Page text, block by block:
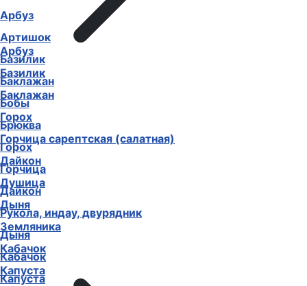
Арбуз
Базилик
Баклажан
Горох
Горчица сарептская (салатная)
Дайкон
Душица
Дыня
Земляника
Кабачок
Капуста
Арбуз
Артишок
Базилик
Баклажан
Бобы
Брюква
Горох
Горчица
Дайкон
Рукола, индау, двурядник
Дыня
Кабачок
Капуста